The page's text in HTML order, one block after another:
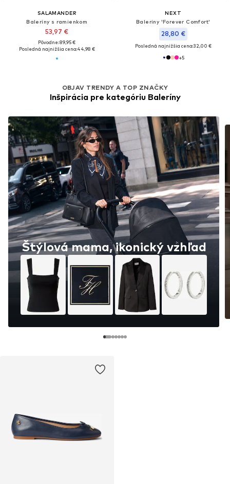
SALAMANDER
Baleríny s ramienkom
53,97 €
Pôvodne: 89,95 €
Posledná najnižšia cena:44,98 €
NEXT
Baleríny 'Forever Comfort'
28,80 €
Posledná najnižšia cena:32,00 €
+5
OBJAV TRENDY A TOP ZNAČKY
Inšpirácia pre kategóriu Baleríny
Štýlová mama, ikonický vzhľad